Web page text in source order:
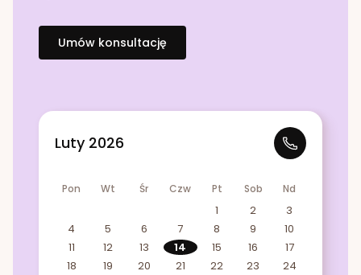
Umów konsultację
Luty 2026
Pon Wt Śr Czw Pt Sob Nd
1 2
3
4
5 6 7 8 9
10
11
12 13 14 15 16
17
18
19 20 21 22 23
24